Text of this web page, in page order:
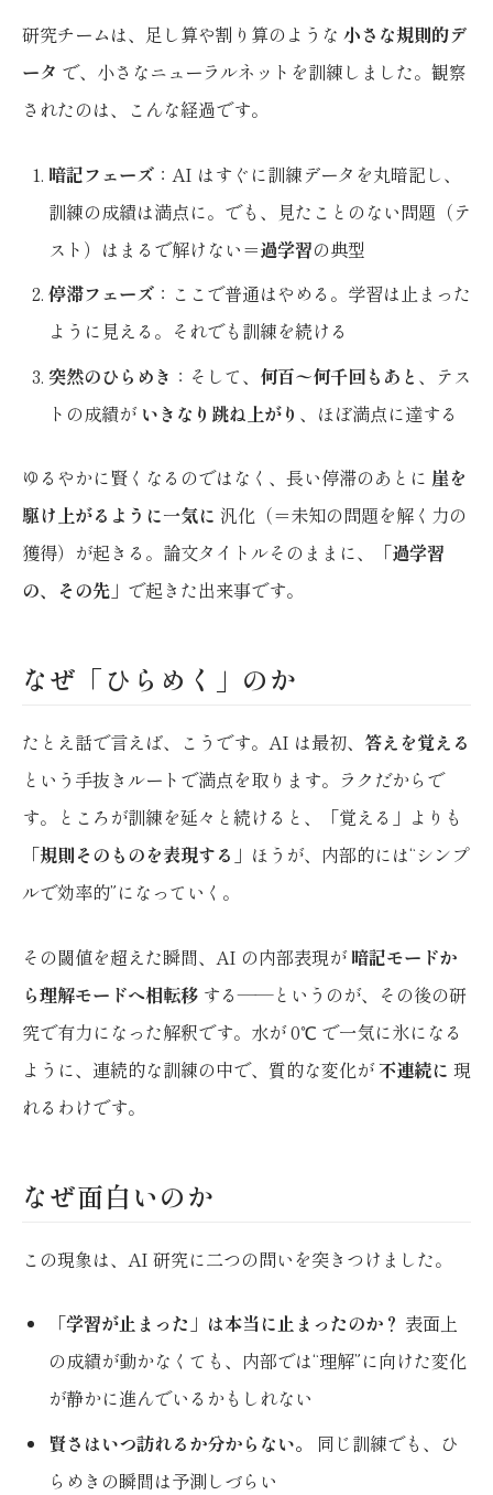
研究チームは、足し算や割り算のような 小さな規則的デ
ータ で、小さなニューラルネットを訓練しました。観察
されたのは、こんな経過です。
暗記フェーズ ：AI はすぐに訓練データを丸暗記し、
訓練の成績は満点に。でも、見たことのない問題（テ
スト）はまるで解けない＝過学習の典型
停滞フェーズ ：ここで普通はやめる。学習は止まった
ように見える。それでも訓練を続ける
突然のひらめき ：そして、 何百〜何千回もあと 、テス
トの成績が いきなり跳ね上がり 、ほぼ満点に達する
ゆるやかに賢くなるのではなく、長い停滞のあとに 崖を
駆け上がるように一気に 汎化（＝未知の問題を解く力の
獲得）が起きる。論文タイトルそのままに、「過学習
の、その先 」で起きた出来事です。
なぜ「ひらめく」のか
たとえ話で言えば、こうです。AI は最初、 答えを覚える
という手抜きルートで満点を取ります。ラクだからで
す。ところが訓練を延々と続けると、「覚える」よりも
「規則そのものを表現する 」ほうが、内部的には“シンプ
ルで効率的”になっていく。
その閾値を超えた瞬間、AI の内部表現が暗記モードか
ら理解モードへ相転移 する——というのが、その後の研
究で有力になった解釈です。水が 0℃ で一気に氷になる
ように、連続的な訓練の中で、質的な変化が不連続に 現
れるわけです。
なぜ面白いのか
この現象は、AI 研究に二つの問いを突きつけました。
「学習が止まった」は本当に止まったのか？ 表面上
の成績が動かなくても、内部では“理解”に向けた変化
が静かに進んでいるかもしれない
賢さはいつ訪れるか分からない。
同じ訓練でも、ひ
らめきの瞬間は予測しづらい